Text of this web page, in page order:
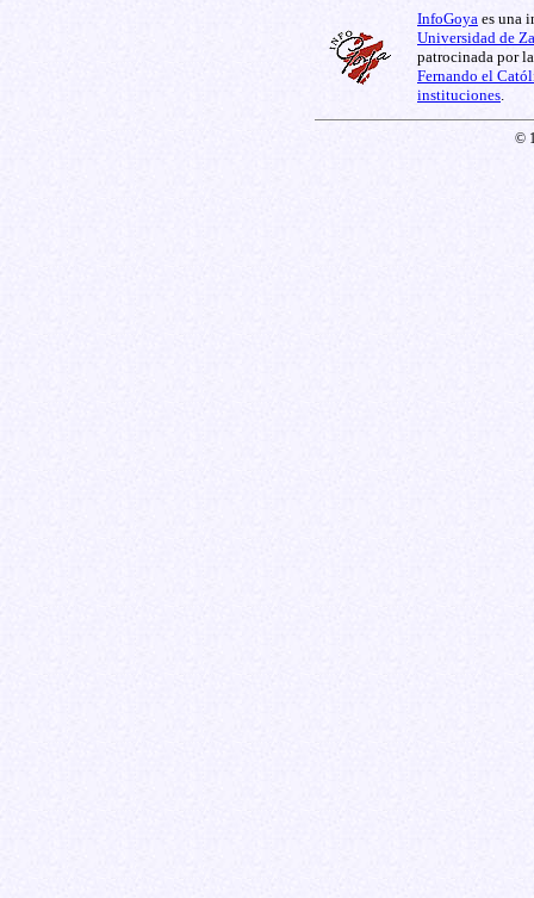
InfoGoya es una
Universidad de
patrocinada por
Fernando el
instituciones
©